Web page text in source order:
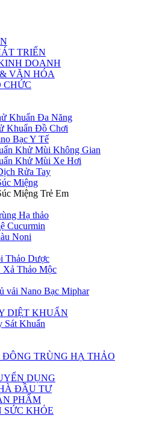
TRIỂN
DOANH
VĂN HÓA
CHỨC
Khuẩn Đa Năng
Khuẩn Đồ Chơi
Bạc Y Tế
Khử Mùi Không Gian
Khử Mùi Xe Hơi
Rửa Tay
Miệng
Miệng Trẻ Em
Hạ thảo
Cucurmin
Noni
Thảo Dược
Xả Thảo Mộc
vải Nano Bạc Miphar
DIỆT KHUẨN
Sát Khuẩn
TRÙNG HẠ THẢO
DỤNG
ĐẦU TƯ
PHẨM
SỨC KHỎE